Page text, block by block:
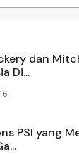
dan
Di...
PSI yang